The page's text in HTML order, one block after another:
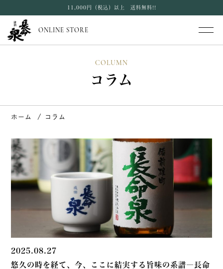
11,000円（税込）以上 送料無料!!
ONLINE STORE
COLUMN
コラム
ホーム コラム
2025.08.27
悠久の時を経て、今、ここに結実する旨味の系譜―長命